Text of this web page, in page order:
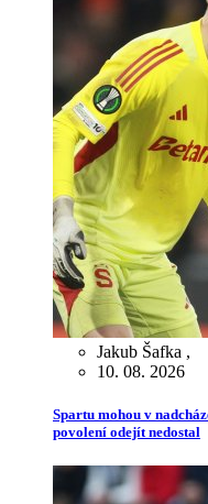
Jakub Šafka ,
10. 08. 2026
Spartu mohou v
povolení odejít nedostal